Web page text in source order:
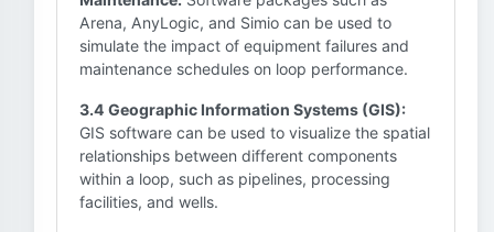
Arena, AnyLogic, and Simio can be used to
simulate the impact of equipment failures and
maintenance schedules on loop performance.
3.4 Geographic Information Systems (GIS):
GIS software can be used to visualize the spatial
relationships between different components
within a loop, such as pipelines, processing
facilities, and wells.